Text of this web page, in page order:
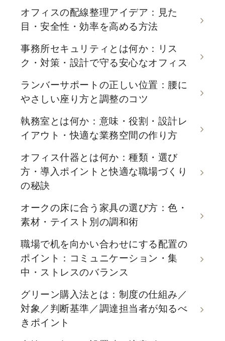
オフィスの配線整理アイデア：見た
目・安全性・効率を高める方法
事務所セキュリティとは何か：リス
ク・対策・設計で守る安心なオフィス
ランバーサポートの正しい位置：腰に
やさしい座り方と調整のコツ
執務室とは何か：意味・役割・設計レ
イアウト・快適な業務空間の作り方
オフィス什器とは何か：種類・選び
方・導入ポイントと快適な職場づくり
の秘訣
オークの床に合う家具の選び方：色・
素材・テイスト別の調和術
職場で机を向かい合わせにする配置の
ポイント：コミュニケーション・集
中・ストレスのバランス
グリーン購入法とは：制度の仕組み／
対象／判断基準／調達担当者が知るべ
きポイント